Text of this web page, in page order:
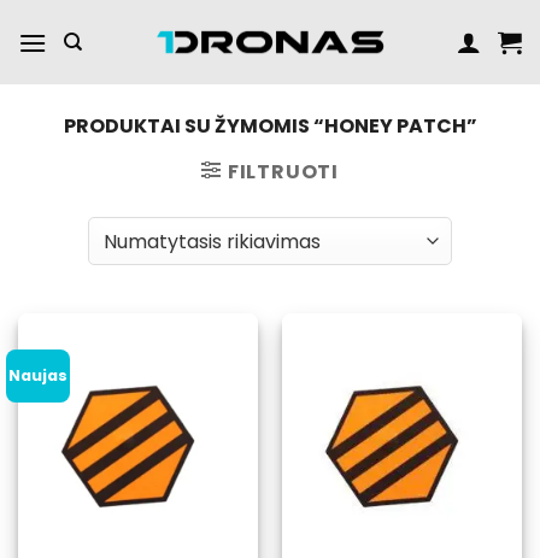
turinį
PRODUKTAI SU ŽYMOMIS “HONEY PATCH”
FILTRUOTI
Naujas